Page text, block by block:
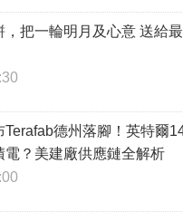
，把一輪明月及心意 送給
Terafab德州落腳！英特爾
電？美建廠供應鏈全解析